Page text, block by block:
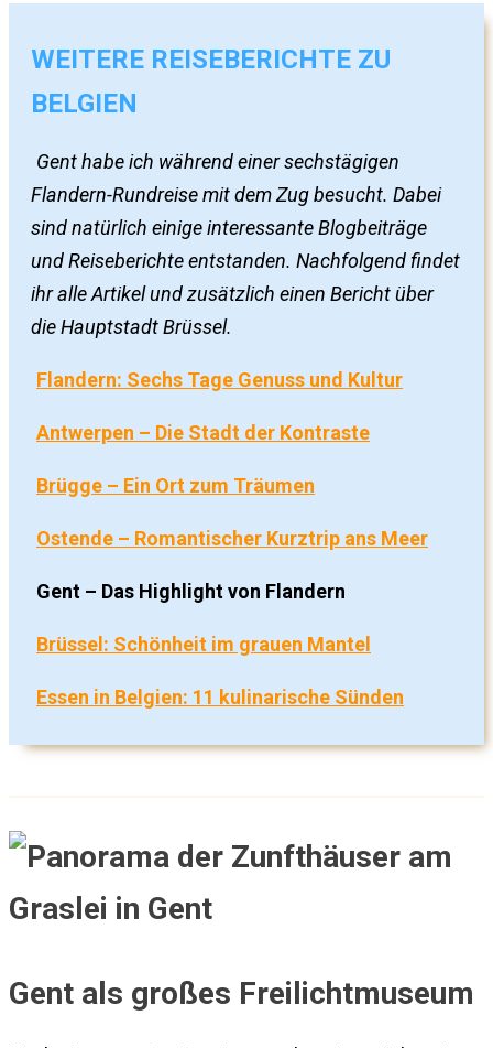
WEITERE REISEBERICHTE ZU
BELGIEN
Gent habe ich während einer sechstägigen
Flandern-Rundreise mit dem Zug besucht. Dabei
sind natürlich einige interessante Blogbeiträge
und Reiseberichte entstanden. Nachfolgend findet
ihr alle Artikel und zusätzlich einen Bericht über
die Hauptstadt Brüssel.
Flandern: Sechs Tage Genuss und Kultur
Antwerpen – Die Stadt der Kontraste
Brügge – Ein Ort zum Träumen
Ostende – Romantischer Kurztrip ans Meer
Gent – Das Highlight von Flandern
Brüssel: Schönheit im grauen Mantel
Essen in Belgien: 11 kulinarische Sünden
Gent als großes Freilichtmuseum